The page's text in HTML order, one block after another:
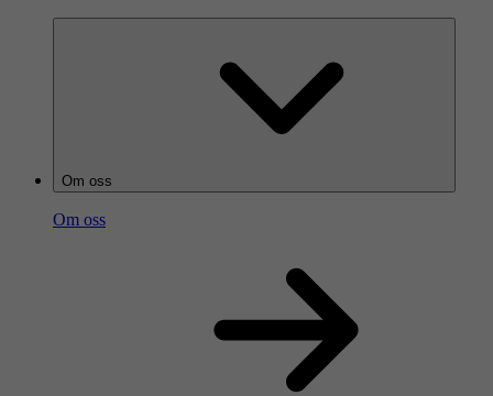
Om oss
Om oss